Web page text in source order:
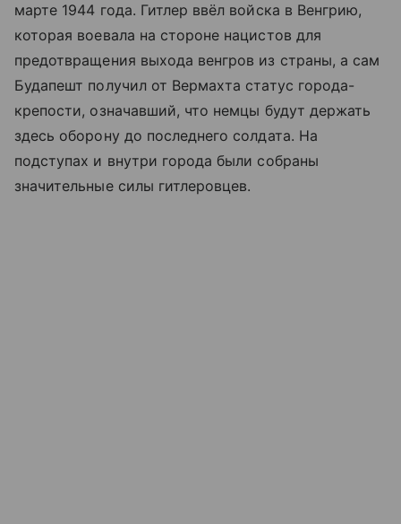
марте 1944 года. Гитлер ввёл войска в Венгрию,
которая воевала на стороне нацистов для
предотвращения выхода венгров из страны, а сам
Будапешт получил от Вермахта статус города-
крепости, означавший, что немцы будут держать
здесь оборону до последнего солдата. На
подступах и внутри города были собраны
значительные силы гитлеровцев.